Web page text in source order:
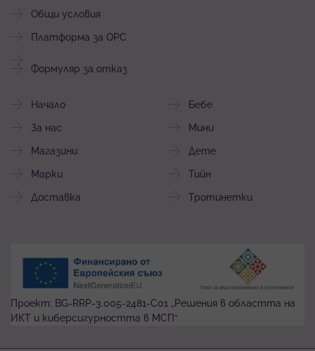
Бебе
Мини
Дете
Тийн
Тротинетки
Начало
За нас
Магазини
Марки
Доставка
Общи условия
Платформа за ОРС
Формуляр за отказ
Проект: BG-RRP-3.005-2481-C01 „Решения в областта на
ИКТ и киберсигурността в МСП“